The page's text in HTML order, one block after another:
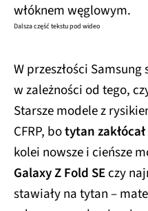
włóknem węglowym.
Dalsza część tekstu pod wideo